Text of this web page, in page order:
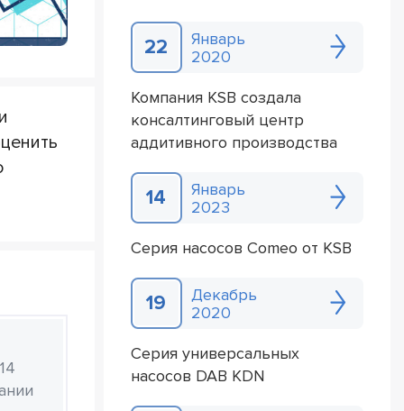
22
Январь
2020
Компания KSB создала
консалтинговый центр
аддитивного производства
14
Январь
2023
Серия насосов Comeo от KSB
19
Декабрь
2020
Серия универсальных
насосов DAB KDN